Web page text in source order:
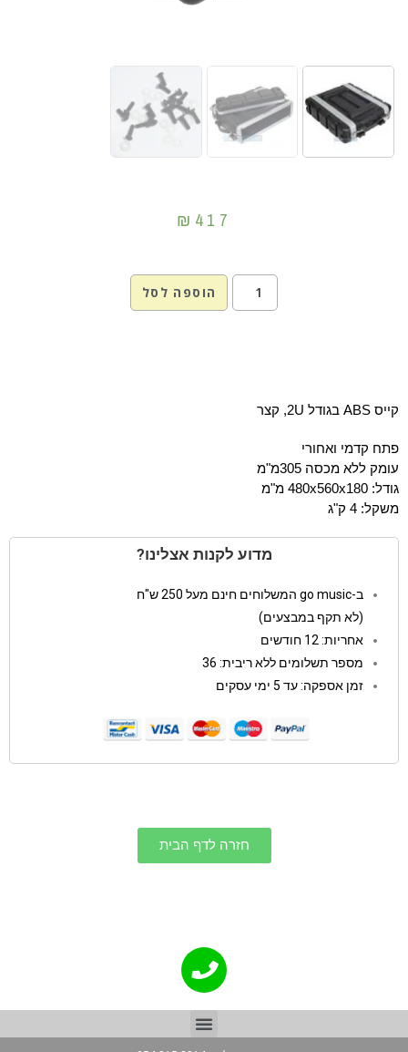
₪ 417
הוספה לסל
קייס ABS בגודל 2U, קצר
פתח קדמי ואחורי
עומק ללא מכסה 305מ"מ
גודל: 480x560x180 מ"מ
משקל: 4 ק"ג
מדוע לקנות אצלינו?
ב-go music המשלוחים חינם מעל 250 ש"ח
(לא תקף במבצעים)
אחריות: 12 חודשים
מספר תשלומים ללא ריבית: 36
זמן אספקה: עד 5 ימי עסקים
חזרה לדף הבית